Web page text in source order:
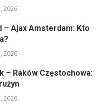
2026
– Ajax Amsterdam: Kto
2026
– Raków Częstochowa:
2026